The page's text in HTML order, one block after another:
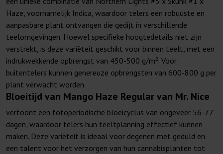
Haze, voornamelijk Indica, waardoor telers een robuuste en
aanpasbare plant ontvangen die gedijt in verschillende
teelomgevingen. Hoewel specifieke hoogtedetails niet zijn
verstrekt, is deze variëteit geschikt voor binnen teelt, met een
indrukwekkende opbrengst van 450-500 g/m². Voor
buitentelers kunnen genereuze opbrengsten van 600-800 g per
plant verwacht worden.
Bloeitijd van Mango Haze Regular van Mr. Nice
vertoont een fotoperiodische bloeicyclus van ongeveer 56-77
dagen, waardoor telers hun teeltplanning effectief kunnen
maken. Deze variëteit is ideaal voor degenen met geduld en
een talent voor het verzorgen van hun cannabisplanten tot